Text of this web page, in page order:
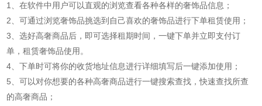
1、在软件中用户可以直观的浏览查看各种各样的奢饰品信息；
2、可通过浏览奢饰品挑选到自己喜欢的奢饰品进行下单租赁使用；
3、选好高奢商品后，即可选择租期时间，一键下单并立即支付订
单，租赁奢饰品使用。
4、下单时可将你的收货地址信息进行详细填写后一键添加使用；
5、可以对你想要的各种高奢商品进行一键搜索查找，快速查找所查
的高奢商品；